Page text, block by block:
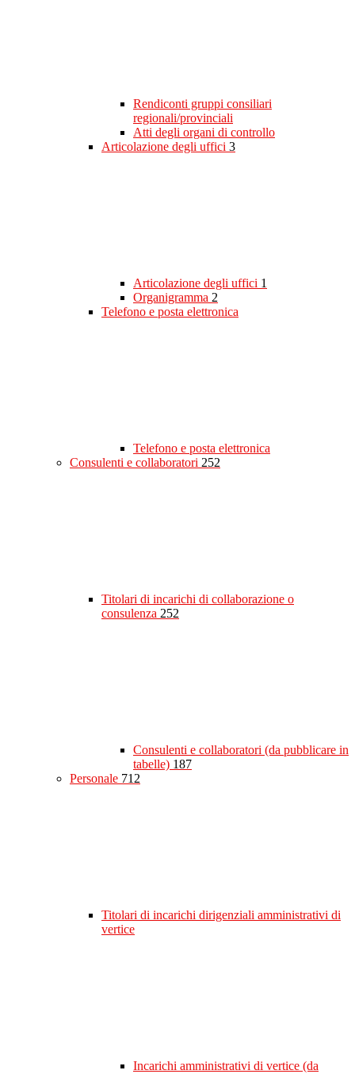
Rendiconti gruppi consiliari
regionali/provinciali
Atti degli organi di controllo
Articolazione degli uffici 3
Articolazione degli uffici 1
Organigramma 2
Telefono e posta elettronica
Telefono e posta elettronica
Consulenti e collaboratori 252
Titolari di incarichi di collaborazione o
consulenza 252
Consulenti e collaboratori (da pubblicare in
tabelle) 187
Personale 712
Titolari di incarichi dirigenziali amministrativi di
vertice
Incarichi amministrativi di vertice (da